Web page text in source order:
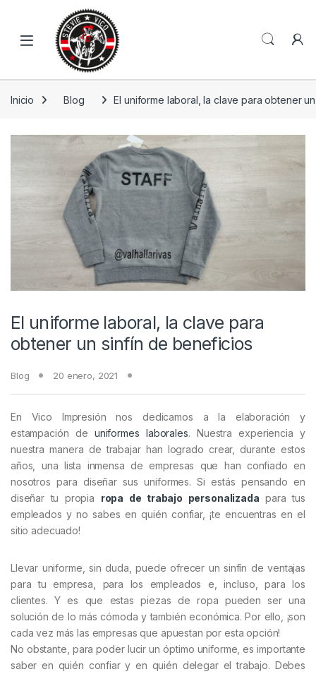
Skip to navigation
Open
Inicio Blog El uniforme laboral, la clave para obtener
El uniforme laboral, la clave para
obtener un sinfín de beneficios
Blog 20 enero, 2021
En Vico Impresión nos dedicamos a la elaboración y
estampación de uniformes laborales. Nuestra experiencia y
nuestra manera de trabajar han logrado crear, durante estos
años, una lista inmensa de empresas que han confiado en
nosotros para diseñar sus uniformes. Si estás pensando en
diseñar tu propia ropa de trabajo personalizada para tus
empleados y no sabes en quién confiar, ¡te encuentras en el
sitio adecuado!
Llevar uniforme, sin duda, puede ofrecer un sinfín de ventajas
para tu empresa, para los empleados e, incluso, para los
clientes. Y es que estas piezas de ropa pueden ser una
solución de lo más cómoda y también económica. Por ello, ¡son
cada vez más las empresas que apuestan por esta opción!
No obstante, para poder lucir un óptimo uniforme, es importante
saber en quién confiar y en quién delegar el trabajo. Debes